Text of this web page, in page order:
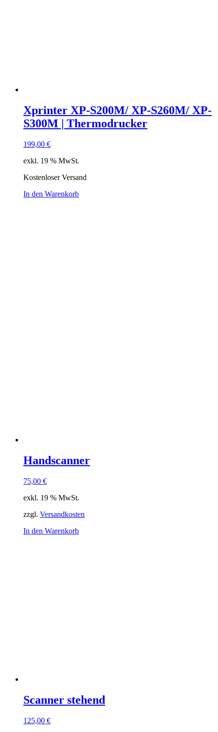
Xprinter XP-S200M/ XP-S260M/ XP-
S300M | Thermodrucker
199,00 €
exkl. 19 % MwSt.
Kostenloser Versand
In den Warenkorb
Handscanner
75,00 €
exkl. 19 % MwSt.
zzgl. Versandkosten
In den Warenkorb
Scanner stehend
125,00 €